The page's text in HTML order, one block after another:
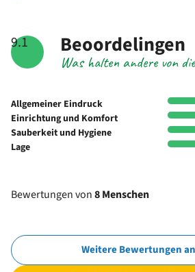
9.1
Was halten andere von
Beoordelingen
Allgemeiner Eindruck
Einrichtung und Komfort
Sauberkeit und Hygiene
Lage
Bewertungen von8 Menschen
Weitere Bewertungen